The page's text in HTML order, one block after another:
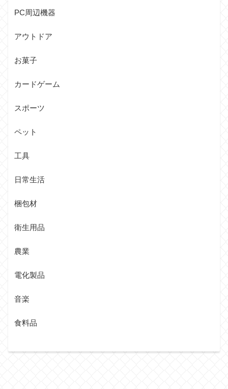
PC周辺機器
アウトドア
お菓子
カードゲーム
スポーツ
ペット
工具
日常生活
梱包材
衛生用品
農業
電化製品
音楽
食料品